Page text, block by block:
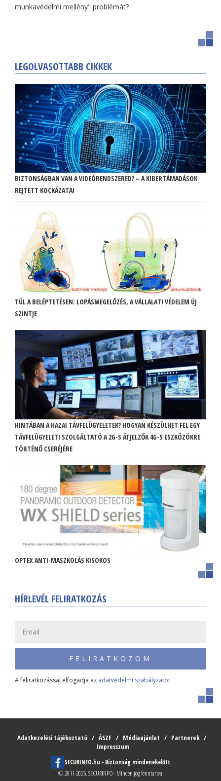
munkavédelmi mellény" problémát?
LEGOLVASOTTABB CIKKEK
BIZTONSÁGBAN VAN A VIDEÓRENDSZERED? – A KIBERTÁMADÁSOK
REJTETT KOCKÁZATAI
TÚL A BELÉPTETÉSEN: LOPÁSMEGELŐZÉS, A VÁLLALATI VÉDELEM ÚJ
SZINTJE
HINTÁBAN A HAZAI TÁVFELÜGYELETEK? HOGYAN KÉSZÜLHET FEL EGY
TÁVFELÜGYELETI SZOLGÁLTATÓ A 2G-S ÁTJELZŐK 4G-S ESZKÖZÖKRE
TÖRTÉNŐ CSERÉJÉRE
OPTEX ANTI-MASZKOLÁS KISOKOS
HÍRLEVÉL FELIRATKOZÁS
FELIRATKOZOM
A feliratkozással elfogadja az adatvédelmi szabályzatot
© 2011-2026. SECURINFO - Minden jog fenntartva.
Adatkezelési tájékoztató ÁSZF Médiaajánlat
Partnerek
Impresszum
SECURINFO.hu - Biztonság mindenekelőtt